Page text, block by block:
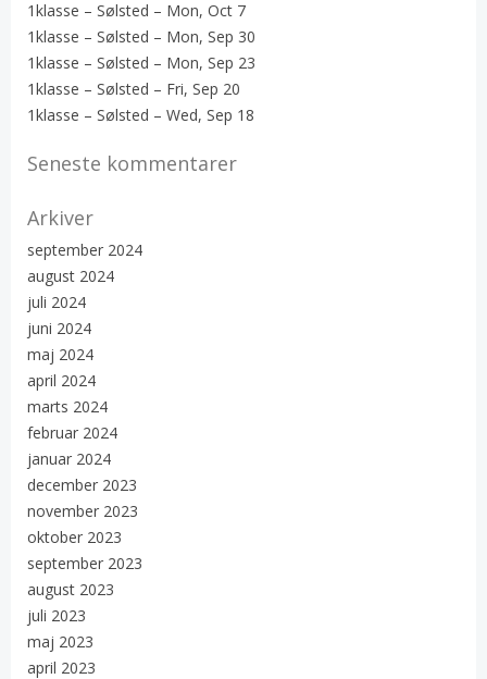
1klasse – Sølsted – Mon, Oct 7
1klasse – Sølsted – Mon, Sep 30
1klasse – Sølsted – Mon, Sep 23
1klasse – Sølsted – Fri, Sep 20
1klasse – Sølsted – Wed, Sep 18
Seneste kommentarer
Arkiver
september 2024
august 2024
juli 2024
juni 2024
maj 2024
april 2024
marts 2024
februar 2024
januar 2024
december 2023
november 2023
oktober 2023
september 2023
august 2023
juli 2023
maj 2023
april 2023